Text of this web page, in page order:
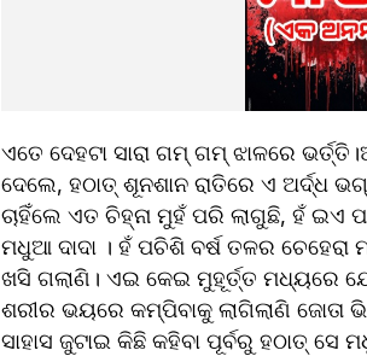
ଏତେ ଦେହଟା ସାରା ଗମ୍ ଗମ୍ ଝାଳରେ
ଦେଲେ, ହଠାତ୍ ଶୂନଶାନ ରାତିରେ ଏ ଅର୍ଦ୍ଧ
ଚାହିଁଲେ ଏତ ଚିହ୍ନା ମୁହଁ ପରି ଲାଗୁଛି, ହଁ ଇଏ
ମଧୁଆ ଦାଦା । ହଁ ପଚିଶି ବର୍ଷ ତଳର ଚେହେରା
ଖସି ଗଲାଣି। ଏଇ କେଇ ମୁହୂର୍ତ୍ତ ମଧ୍ୟରେ
ଶରୀର ଭୟରେ କମ୍ପିବାକୁ ଲାଗିଲାଣି ଜୋତା
ସାହାସ ଜୁଟାଇ କିଛି କହିବା ପୂର୍ବରୁ ହଠାତ୍